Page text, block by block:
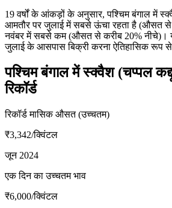
19 वर्षों के आंकड़ों के अनुसार, पश्चिम बंगाल में
आमतौर पर जुलाई में सबसे ऊंचा रहता है (औसत
नवंबर में सबसे कम (औसत से करीब 20% नीचे)।
जुलाई के आसपास बिक्री करना ऐतिहासिक रूप से
पश्चिम बंगाल में स्क्वैश (चप्पल
रिकॉर्ड
रिकॉर्ड मासिक औसत (उच्चतम)
₹3,342/क्विंटल
जून 2024
एक दिन का उच्चतम भाव
₹6,000/क्विंटल